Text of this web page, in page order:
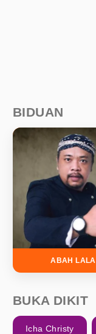
BIDUAN
ABAH LALA
BUKA DIKIT
Icha Christy